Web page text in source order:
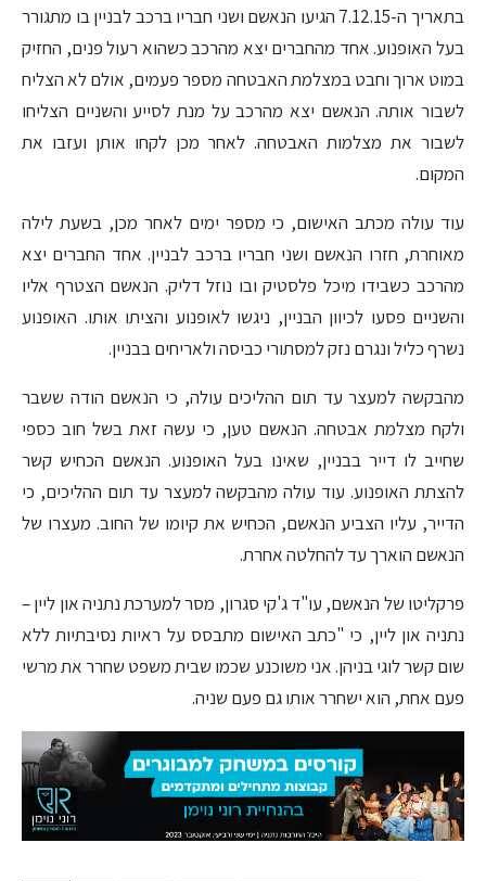
בתאריך ה-7.12.15 הגיעו הנאשם ושני חבריו ברכב לבניין בו מתגורר
בעל האופנוע. אחד מהחברים יצא מהרכב כשהוא רעול פנים, החזיק
במוט ארוך וחבט במצלמת האבטחה מספר פעמים, אולם לא הצליח
לשבור אותה. הנאשם יצא מהרכב על מנת לסייע והשניים הצליחו
לשבור את מצלמות האבטחה. לאחר מכן לקחו אותן ועזבו את
המקום.
עוד עולה מכתב האישום, כי מספר ימים לאחר מכן, בשעת לילה
מאוחרת, חזרו הנאשם ושני חבריו ברכב לבניין. אחד החברים יצא
מהרכב כשבידו מיכל פלסטיק ובו נוזל דליק. הנאשם הצטרף אליו
והשניים פסעו לכיוון הבניין, ניגשו לאופנוע והציתו אותו. האופנוע
נשרף כליל ונגרם נזק למסתורי כביסה ולאריחים בבניין.
מהבקשה למעצר עד תום ההליכים עולה, כי הנאשם הודה ששבר
ולקח מצלמת אבטחה. הנאשם טען, כי עשה זאת בשל חוב כספי
שחייב לו דייר בבניין, שאינו בעל האופנוע. הנאשם הכחיש קשר
להצתת האופנוע. עוד עולה מהבקשה למעצר עד תום ההליכים, כי
הדייר, עליו הצביע הנאשם, הכחיש את קיומו של החוב. מעצרו של
הנאשם הוארך עד להחלטה אחרת.
פרקליטו של הנאשם, עו"ד ג'קי סגרון, מסר למערכת נתניה און ליין –
נתניה און ליין, כי "כתב האישום מתבסס על ראיות נסיבתיות ללא
שום קשר לוגי בניהן. אני משוכנע שכמו שבית משפט שחרר את מרשי
פעם אחת, הוא ישחרר אותו גם פעם שניה.